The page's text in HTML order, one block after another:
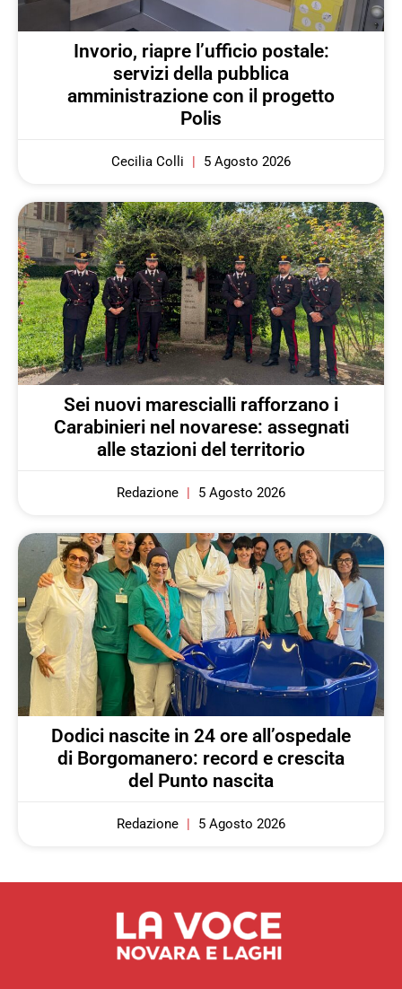
Invorio, riapre l’ufficio postale:
servizi della pubblica
amministrazione con il progetto
Polis
Cecilia Colli 5 Agosto 2026
Sei nuovi marescialli rafforzano i
Carabinieri nel novarese: assegnati
alle stazioni del territorio
Redazione 5 Agosto 2026
Dodici nascite in 24 ore all’ospedale
di Borgomanero: record e crescita
del Punto nascita
Redazione 5 Agosto 2026